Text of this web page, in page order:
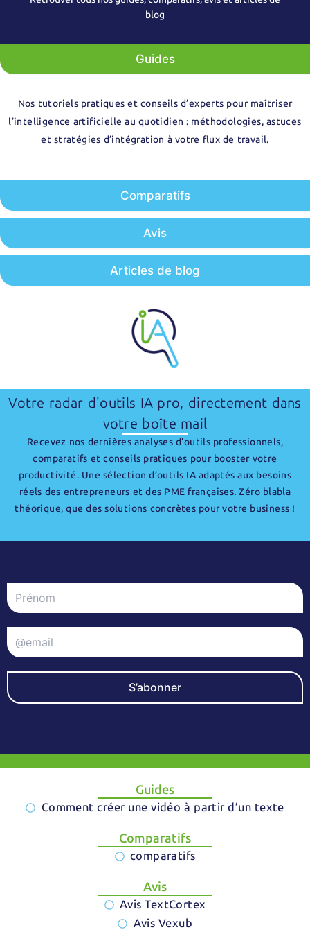
blog
Guides
Comparatifs
Avis
Articles de blog
Nos tutoriels pratiques et conseils d’experts pour maîtriser
l’intelligence artificielle au quotidien : méthodologies, astuces
et stratégies d’intégration à votre flux de travail.
Votre radar d'outils IA pro, directement dans
votre boîte mail
Recevez nos dernières analyses d’outils professionnels,
comparatifs et conseils pratiques pour booster votre
productivité. Une sélection d’outils IA adaptés aux besoins
réels des entrepreneurs et des PME françaises. Zéro blabla
théorique, que des solutions concrètes pour votre business !
S’abonner
Guides
Comment créer une vidéo à partir d’un texte
Comparatifs
comparatifs
Avis
Avis TextCortex
Avis Vexub